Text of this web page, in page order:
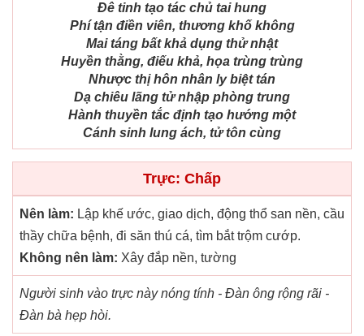
Đê tinh tạo tác chủ tai hung
Phí tận điền viên, thương khố không
Mai táng bất khả dụng thử nhật
Huyền thằng, điếu khả, họa trùng trùng
Nhược thị hôn nhân ly biệt tán
Dạ chiêu lãng tử nhập phòng trung
Hành thuyền tắc định tạo hướng một
Cánh sinh lung ách, tử tôn cùng
Trực: Chấp
Nên làm: Lập khế ước, giao dịch, động thổ san nền, cầu
thầy chữa bệnh, đi săn thú cá, tìm bắt trộm cướp.
Không nên làm: Xây đắp nền, tường
Người sinh vào trực này nóng tính - Đàn ông rộng rãi -
Đàn bà hẹp hòi.